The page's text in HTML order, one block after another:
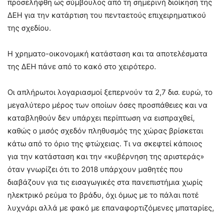
προσελήφθη ως σύμβουλος από τη σημερινή διοίκηση της
ΔΕΗ για την κατάρτιση του πενταετούς επιχειρηματικού
της σχεδίου.
Η χρηματο-οικονομική κατάσταση και τα αποτελέσματα
της ΔΕΗ πάνε από το κακό στο χειρότερο.
Οι απλήρωτοι λογαριασμοί ξεπερνούν τα 2,7 δισ. ευρώ, το
μεγαλύτερο μέρος των οποίων όσες προσπάθειες και να
καταβληθούν δεν υπάρχει περίπτωση να εισπραχθεί,
καθώς ο μισός σχεδόν πληθυσμός της χώρας βρίσκεται
κάτω από το όριο της φτώχειας. Τι να σκεφτεί κάποιος
για την κατάσταση και την «κυβέρνηση της αριστεράς»
όταν γνωρίζει ότι το 2018 υπάρχουν μαθητές που
διαβάζουν για τις εισαγωγικές στα πανεπιστήμια χωρίς
ηλεκτρικό ρεύμα το βράδυ, όχι όμως με το πάλαι ποτέ
λυχνάρι αλλά με φακό με επαναφορτιζόμενες μπαταρίες,